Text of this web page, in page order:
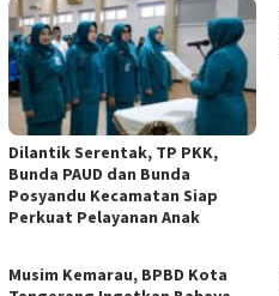
Dilantik Serentak, TP PKK,
Bunda PAUD dan Bunda
Posyandu Kecamatan Siap
Perkuat Pelayanan Anak
Musim Kemarau, BPBD Kota